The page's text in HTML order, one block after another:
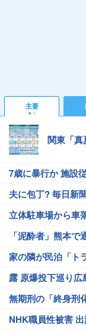
主要
関東「真
7歳に暴行か 施設
夫に包丁? 毎日新
立体駐車場から車
「泥酔者」熊本で
家の隣が民泊「ト
露 原爆投下巡り
無期刑の「終身刑
NHK職員性被害